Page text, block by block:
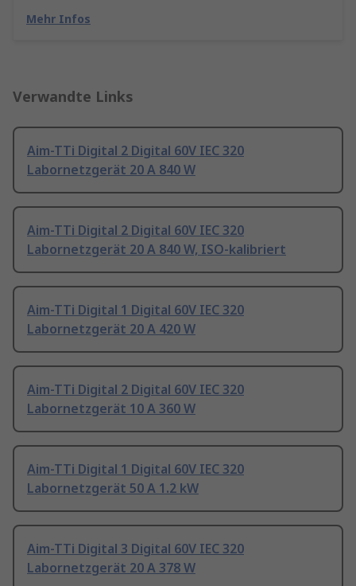
Mehr Infos
Verwandte Links
Aim-TTi Digital 2 Digital 60V IEC 320
Labornetzgerät 20 A 840 W
Aim-TTi Digital 2 Digital 60V IEC 320
Labornetzgerät 20 A 840 W, ISO-kalibriert
Aim-TTi Digital 1 Digital 60V IEC 320
Labornetzgerät 20 A 420 W
Aim-TTi Digital 2 Digital 60V IEC 320
Labornetzgerät 10 A 360 W
Aim-TTi Digital 1 Digital 60V IEC 320
Labornetzgerät 50 A 1.2 kW
Aim-TTi Digital 3 Digital 60V IEC 320
Labornetzgerät 20 A 378 W